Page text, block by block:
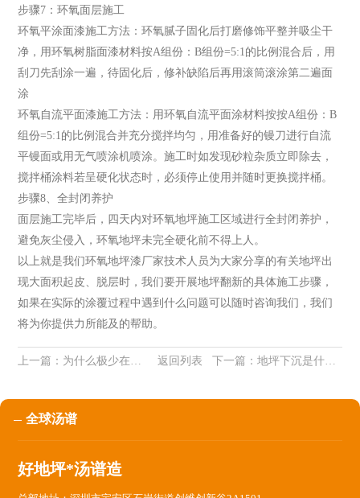
步骤7：环氧面层施工
环氧平涂面漆施工方法：环氧腻子固化后打磨修饰平整并吸尘干
净，用环氧树脂面漆材料按A组份：B组份=5:1的比例混合后，用
刮刀先刮涂一遍，待固化后，修补缺陷后再用滚筒滚涂第二遍面
涂
环氧自流平面漆施工方法：用环氧自流平面涂材料按按A组份：B
组份=5:1的比例混合并充分搅拌均匀，用准备好的镘刀进行自流
平镘面或用无气喷涂机喷涂。施工时如发现砂粒杂质立即除去，
搅拌桶涂料若呈硬化状态时，必须停止使用并随时更换搅拌桶。
步骤8、全封闭养护
面层施工完毕后，四天内对环氧地坪施工区域进行全封闭养护，
避免灰尘侵入，环氧地坪未完全硬化前不得上人。
以上就是我们环氧地坪漆厂家技术人员为大家分享的有关地坪出
现大面积起皮、脱层时，我们要开展地坪翻新的具体施工步骤，
如果在实际的涂覆过程中遇到什么问题可以随时咨询我们，我们
将为你提供力所能及的帮助。
上一篇： 为什么极少在室外看到环氧地坪？ 返回列表 下一篇：地坪下沉是什么原因导致？又该如何处理？
全球汤谱
好地坪*汤谱造